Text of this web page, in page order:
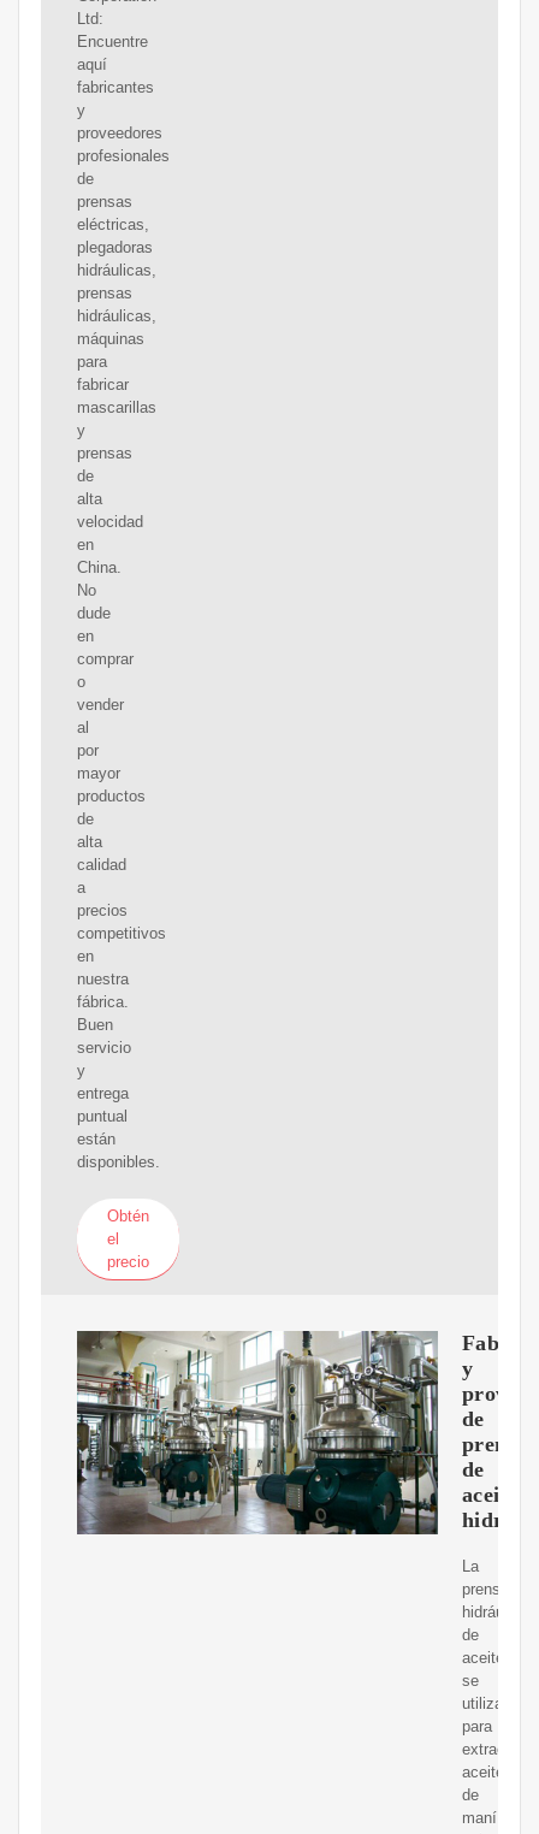
Ltd:
Encuentre
aquí
fabricantes
y
proveedores
profesionales
de
prensas
eléctricas,
plegadoras
hidráulicas,
prensas
hidráulicas,
máquinas
para
fabricar
mascarillas
y
prensas
de
alta
velocidad
en
China.
No
dude
en
comprar
o
vender
al
por
mayor
productos
de
alta
calidad
a
precios
competitivos
en
nuestra
fábrica.
Buen
servicio
y
entrega
puntual
están
disponibles.
Obtén
el
precio
y
de
prensas
de
aceite
La
prensa
hidráulica
de
aceite
se
utiliza
para
extraer
aceite
de
maní,